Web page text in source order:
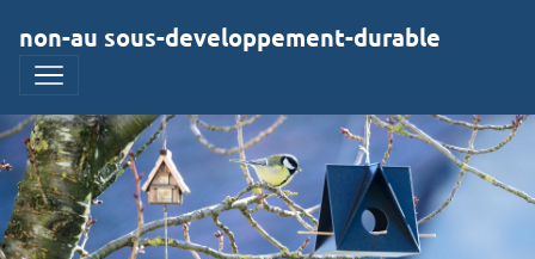
non-au sous-developpement-durable